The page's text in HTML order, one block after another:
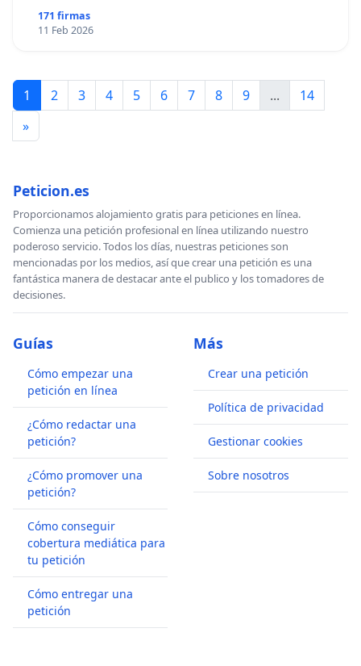
171 firmas
11 Feb 2026
1 2 3 4 5 6 7 8 9 ...
14
»
Peticion.es
Proporcionamos alojamiento gratis para peticiones en línea.
Comienza una petición profesional en línea utilizando nuestro
poderoso servicio. Todos los días, nuestras peticiones son
mencionadas por los medios, así que crear una petición es una
fantástica manera de destacar ante el publico y los tomadores de
decisiones.
Guías
Cómo empezar una
petición en línea
¿Cómo redactar una
petición?
¿Cómo promover una
petición?
Cómo conseguir
cobertura mediática para
tu petición
Cómo entregar una
petición
Más
Crear una petición
Política de privacidad
Gestionar cookies
Sobre nosotros